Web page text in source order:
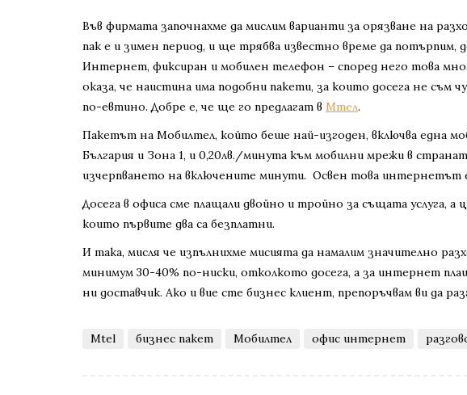
Във фирмата започнахме да мислим варианти за орязване на
пак е и зимен период, и ще трябва известно време да
Интернет, фиксиран и мобилен телефон – според него това
оказа, че наистина има подобни пакети, за които досега не съм
по-евтино. Добре е, че ще го предлагат в Мтел.
Пакетът на Мобилтел, който беше най-изгоден, включва една
България и Зона 1, и 0,20лв./минута към мобилни мрежи в
изчерпването на включените минути. Освен това интернетът
Досега в офиса сме плащали двойно и тройно за същата услуга,
които първите два са безплатни.
И така, мисля че изпълнихме мисията да намалим значително
минимум 30-40% по-ниски, отколкото досега, а за интернет
ни доставчик. Ако и вие сте бизнес клиент, препоръчвам ви да
Mtel бизнес пакет Мобилтел офис интернет